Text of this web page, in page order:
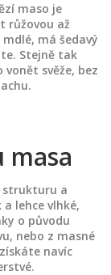
maso je
růžovou až
má šedavý
Stejně tak
svěže, bez
strukturu a
lehce vlhké,
o původu
nebo z masné
navíc